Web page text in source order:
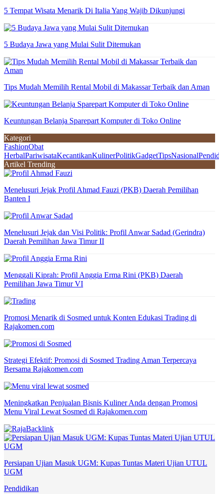
5 Tempat Wisata Menarik Di Italia Yang Wajib Dikunjungi
5 Budaya Jawa yang Mulai Sulit Ditemukan
Tips Mudah Memilih Rental Mobil di Makassar Terbaik dan Aman
Keuntungan Belanja Sparepart Komputer di Toko Online
Kategori
FashionObat
HerbalPariwisataKecantikanKulinerPolitikGadgetTipsNasional
Artikel Trending
Menelusuri Jejak Profil Ahmad Fauzi (PKB) Daerah Pemilihan
Banten I
Menelusuri Jejak dan Visi Politik: Profil Anwar Sadad (Gerindra)
Daerah Pemilihan Jawa Timur II
Menggali Kiprah: Profil Anggia Erma Rini (PKB) Daerah
Pemilihan Jawa Timur VI
Promosi Menarik di Sosmed untuk Konten Edukasi Trading di
Rajakomen.com
Strategi Efektif: Promosi di Sosmed Trading Aman Terpercaya
Bersama Rajakomen.com
Meningkatkan Penjualan Bisnis Kuliner Anda dengan Promosi
Menu Viral Lewat Sosmed di Rajakomen.com
Persiapan Ujian Masuk UGM: Kupas Tuntas Materi Ujian UTUL
UGM
Pendidikan